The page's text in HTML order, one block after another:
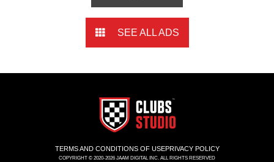
SEE ALL ADS
TERMS AND CONDITIONS OF USEPRIVACY POLICY
COPYRIGHT © 2020-2026 JAAM DIGITAL INC. ALL RIGHTS RESERVED